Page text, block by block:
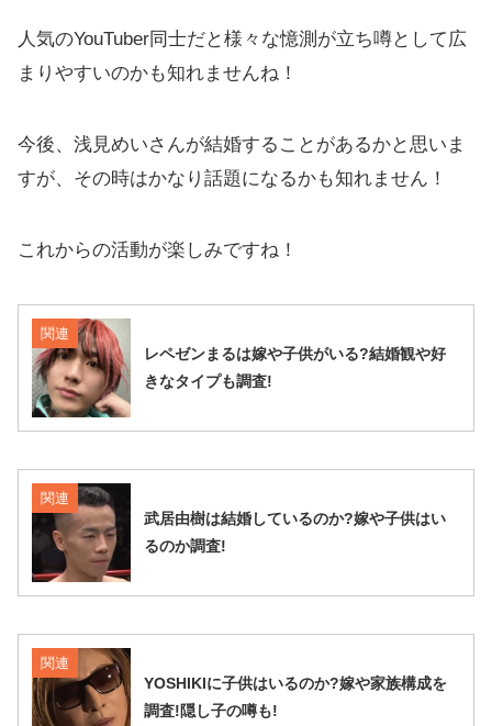
人気のYouTuber同士だと様々な憶測が立ち噂として広
まりやすいのかも知れませんね！
今後、浅見めいさんが結婚することがあるかと思いま
すが、その時はかなり話題になるかも知れません！
これからの活動が楽しみですね！
関連
レペゼンまるは嫁や子供がいる?結婚観や好
きなタイプも調査!
関連
武居由樹は結婚しているのか?嫁や子供はい
るのか調査!
関連
YOSHIKIに子供はいるのか?嫁や家族構成を
調査!隠し子の噂も!